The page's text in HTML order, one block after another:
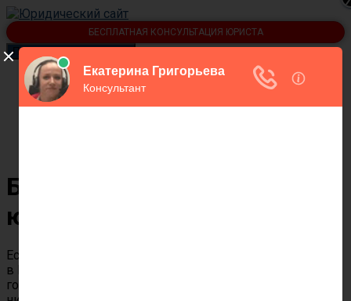
БЕСПЛАТНАЯ КОНСУЛЬТАЦИЯ ЮРИСТА
Переключить навигацию
Статьи
Контакты юристов
О юридическом сайте
Бесплатная
юриста в Вихоревке
Если вам нужна бесплатная юридическая консультация
в Вихоревке по любой проблеме, позвоните по номеру
горячей линии